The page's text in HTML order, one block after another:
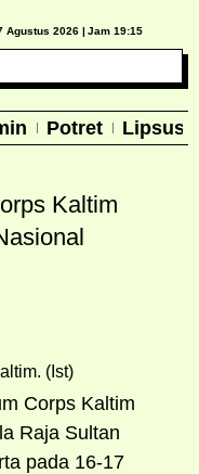
Agustus 2026 | Jam 19:15
Potret Lipsus
Kaltim
Corps Kaltim
Raja Sultan
pada 16-17